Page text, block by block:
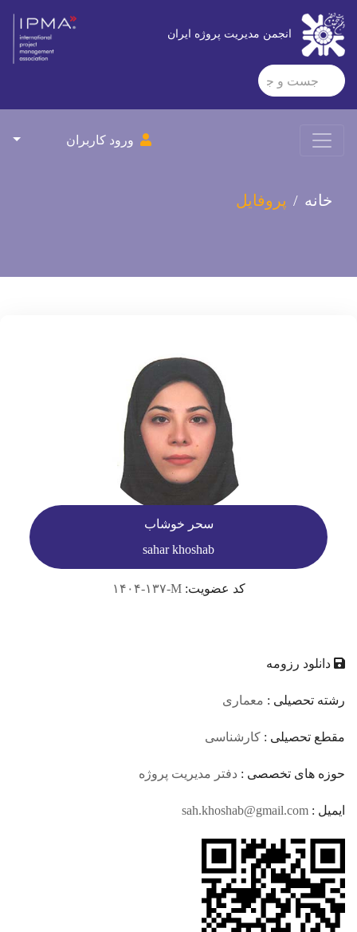
انجمن مدیریت پروژه ایران
ورود کاربران
خانه پروفایل
سحر خوشاب
sahar khoshab
کد عضویت:۱۴۰۴-۱۳۷-M
دانلود رزومه
رشته تحصیلی : معماری
مقطع تحصیلی : کارشناسی
حوزه های تخصصی : دفتر مدیریت پروژه
ایمیل : sah.khoshab@gmail.com